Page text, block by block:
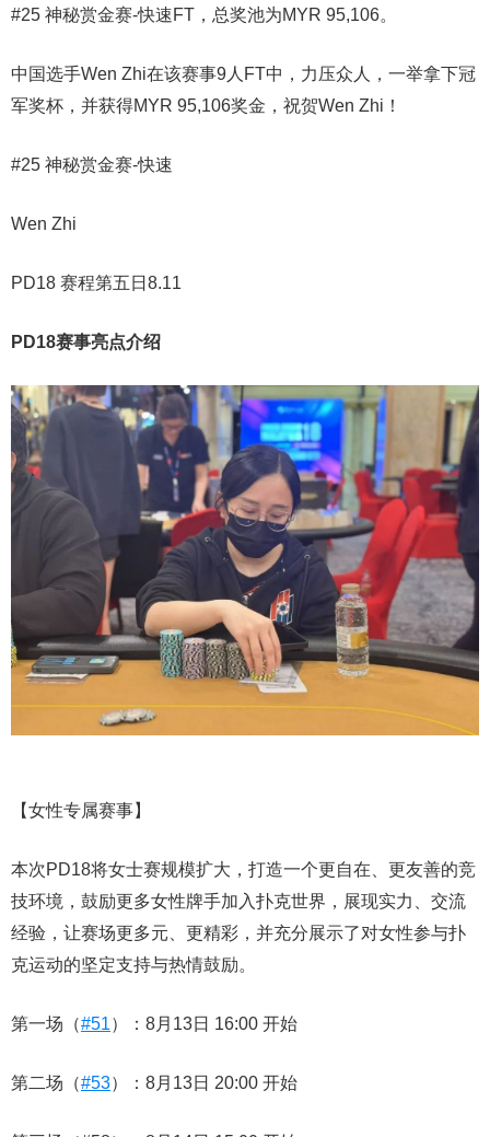
#25 神秘赏金赛-快速FT，总奖池为MYR 95,106。
中国选手Wen Zhi在该赛事9人FT中，力压众人，一举拿下冠
军奖杯，并获得MYR 95,106奖金，祝贺Wen Zhi！
#25 神秘赏金赛-快速
Wen Zhi
PD18 赛程第五日8.11
PD18赛事亮点介绍
【女性专属赛事】
本次PD18将女士赛规模扩大，打造一个更自在、更友善的竞
技环境，鼓励更多女性牌手加入扑克世界，展现实力、交流
经验，让赛场更多元、更精彩，并充分展示了对女性参与扑
克运动的坚定支持与热情鼓励。
第一场（#51）：8月13日 16:00 开始
第二场（#53）：8月13日 20:00 开始